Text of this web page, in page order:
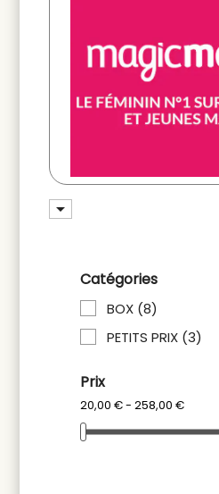

Catégories
BOX (8)
PETITS PRIX (3)
Prix
20,00 € - 258,00 €